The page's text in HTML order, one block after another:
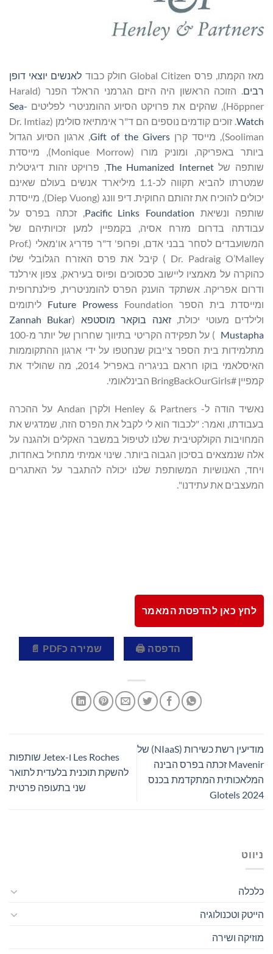
מאז הקמתו, פרס Global Citizen חולק כבוד
לאנשים יוצאי דופן
רבים
. הזוכה הראשון היה היזם הגרמני הראלד הפנר (Harald
Höppner), שהקים את פרויקט הסיוע ההומניטרי לפליטים
Sea-
Watch
. זוכים קודמים נוספים הם ד"ר אימתיאז סולימן (Dr. Imtiaz
Sooliman), מייסד קרן
Gift of the Givers, ארגון הסיוע הגדול
ביותר באפריקה, ומוניק מורו (Monique Morrow), מייסדת
שותפה שלThe Humanized Internet, פרויקט זהות דיגיטלית
שמטרתו להביא תקווה לכ-1.1 מיליארד אנשים בעולם שאינם
יכולים להוכיח את זהותם החוקית. דיפ וונג (Diep Vuong), מייסדת
שותפה ונשיאת Pacific Links Foundation, זכתה בפרס על
עבודתה בדרום מזרח אסיה, בקמפיין למען זכויותיהם של
המשועבדים לסחר בבני אדם, ופרופ' ד"ר פדריג או'מאלי (Prof.
Dr. Padraig O’Malley ) קיבל את פרס האזרח הגלובלי שלו
כהוקרה על מאמציו ליישוב סכסוכים ופיוס בעיראק, צפון אירלנד
ודרום אפריקה. אשתקד הוענק הפרס להומניטרית, פילנתרופית
ומייסדת בית הספר
Future Prowess Foundation ליתומים
ולילדים מעוטי יכולת,זאנה בוקאר מוסטפא (
Zannah Bukar
Mustapha
) על תפקידה הקריטי בתיווך שחרורן של יותר מ-100
מתלמידות בית הספר צ'יבוק שנחטפו על ידי ארגון ההתקוממות
האיסלאמי בוקו חראם בניגריה באפריל 2014, מה שהוליד את
קמפיין #BringBackOurGirls הבינלאומי.
נאשיד הודה ל- Henley & Partners ולקרן Andan על ההכרה
בעבודתו, ואמר: "לכבוד הוא לי לקבל את הפרס הזה, שמדגיש את
המחויבות הקולקטיבית שלנו לטיפול במשבר האקלים ולהגנה על
אלה שנמצאים בסיכון הגבוה ביותר. שינוי אמיתי מתחיל באחדות,
ויחד, האנושיות המשותפת שלנו יכולה להתגבר על האתגרים
המעצבים את עתידנו".
לחץ כאן להדפסת המאמר
הדפסה 🖨 שמירה כPDF 📄
מודיעין רשת כשירות (NIaaS) של
Mavenir זכתה בפרס הבינה
המלאכותית המתקדמת בכנס
2024 Glotels
Les Roches ו-Jetex שותפות
להשקת תוכנית בלעדית לתואר
שני בתעופה פרטית
ניווט
כלכלה
הייטק וטכנולוגיה
מוזיקה ושירה